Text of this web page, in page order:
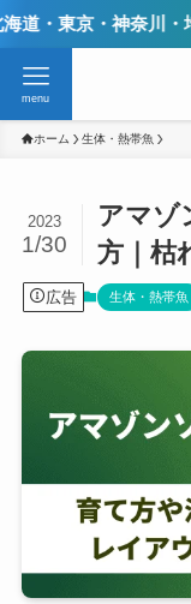
川・埼玉・群馬・千
menu
ホーム 生体・熱帯魚
アマゾ
方｜枯
2023
1/30
広告 生体・熱帯魚